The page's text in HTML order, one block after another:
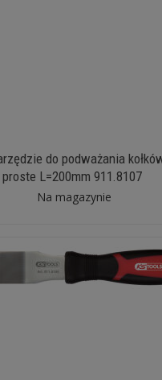
do podważania
proste L=200mm 911.8107
Na magazynie